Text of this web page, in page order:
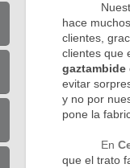
Nuestros
hace
clientes,
clientes que
gaztambide
evitar
y no por
pone la
En
que el trato